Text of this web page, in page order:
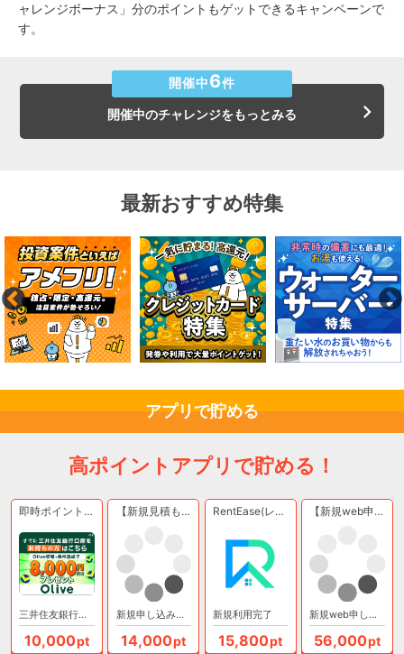
ャレンジボーナス」分のポイントもゲットできるキャンペーンで
す。
開催中6件
開催中のチャレンジをもっとみる
最新おすすめ特集
アプリで貯める
高ポイントアプリで貯める！
即時ポイント付与！最短3分で完了 【三井住友銀行口座お持ちの方専用】Olive口座切替
三井住友銀行口座をOliveアカウントに切替完了
10,000pt
【新規見積もり依頼完了後に、面談完了】Housing Bazar
新規申し込み完了後に、面談完了で成果となります。
14,000pt
RentEase(レンティーズ)(支払い完了)
新規利用完了
15,800pt
【新規web申し込み完了後、新規面談完了（オフライン）】家計のお悩みならFP相談
新規web申し込み完了後、新規面談完了（オフライン）で成果となります。
56,000pt